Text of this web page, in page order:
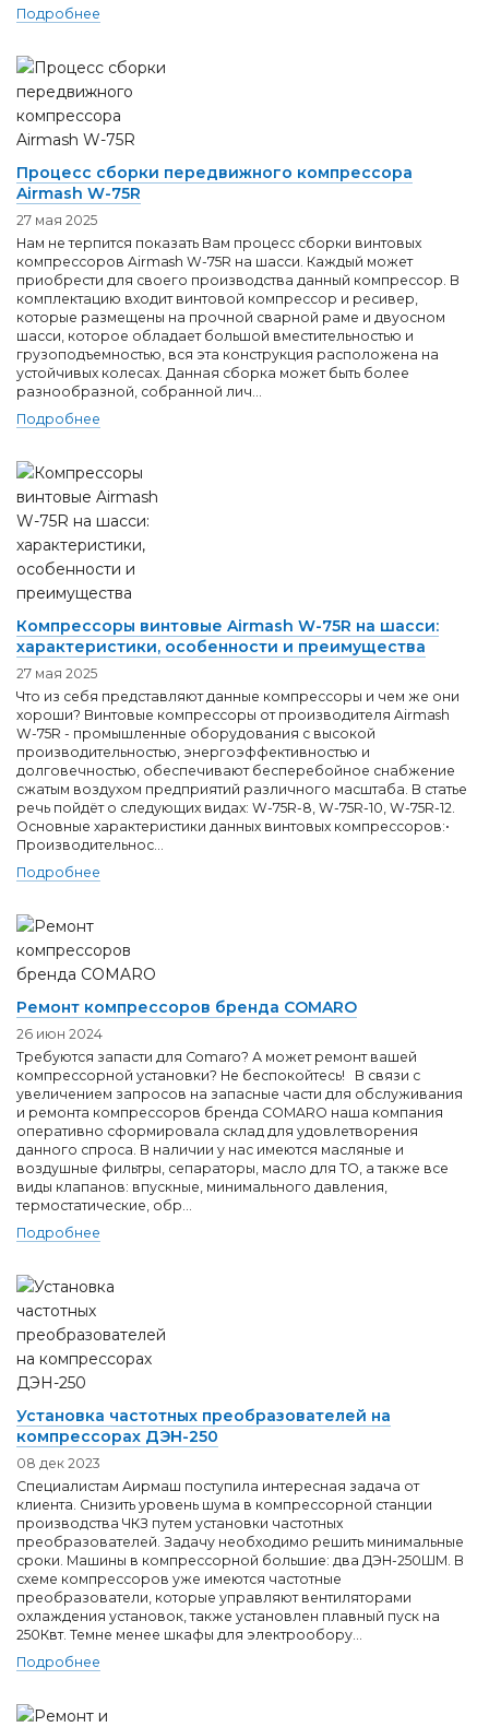
Подробнее
Процесс сборки передвижного компрессора
Airmash W-75R
27 мая 2025
Нам не терпится показать Вам процесс сборки винтовых
компрессоров Airmash W-75R на шасси. Каждый может
приобрести для своего производства данный компрессор. В
комплектацию входит винтовой компрессор и ресивер,
которые размещены на прочной сварной раме и двуосном
шасси, которое обладает большой вместительностью и
грузоподъемностью, вся эта конструкция расположена на
устойчивых колесах. Данная сборка может быть более
разнообразной, собранной лич...
Подробнее
Компрессоры винтовые Airmash W-75R на шасси:
характеристики, особенности и преимущества
27 мая 2025
Что из себя представляют данные компрессоры и чем же они
хороши? Винтовые компрессоры от производителя Airmash
W-75R - промышленные оборудования с высокой
производительностью, энергоэффективностью и
долговечностью, обеспечивают бесперебойное снабжение
сжатым воздухом предприятий различного масштаба. В статье
речь пойдёт о следующих видах: W-75R-8, W-75R-10, W-75R-12.
Основные характеристики данных винтовых компрессоров:•
Производительнос...
Подробнее
Ремонт компрессоров бренда COMARO
26 июн 2024
Требуются запасти для Сomaro? А может ремонт вашей
компрессорной установки? Не беспокойтесь! В связи с
увеличением запросов на запасные части для обслуживания
и ремонта компрессоров бренда COMARO наша компания
оперативно сформировала склад для удовлетворения
данного спроса. В наличии у нас имеются масляные и
воздушные фильтры, сепараторы, масло для ТО, а также все
виды клапанов: впускные, минимального давления,
термостатические, обр...
Подробнее
Установка частотных преобразователей на
компрессорах ДЭН-250
08 дек 2023
Специалистам Аирмаш поступила интересная задача от
клиента. Снизить уровень шума в компрессорной станции
производства ЧКЗ путем установки частотных
преобразователей. Задачу необходимо решить минимальные
сроки. Машины в компрессорной большие: два ДЭН-250ШМ. В
схеме компрессоров уже имеются частотные
преобразователи, которые управляют вентиляторами
охлаждения установок, также установлен плавный пуск на
250Квт. Темне менее шкафы для электрообору...
Подробнее